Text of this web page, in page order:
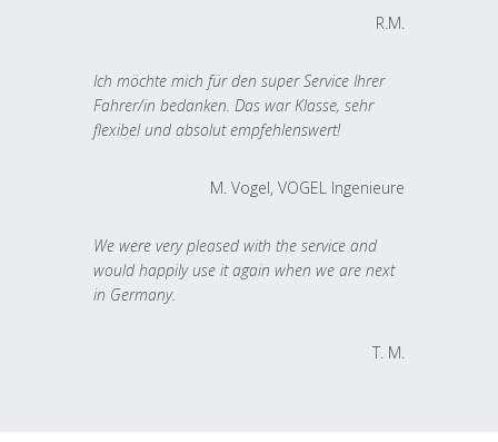
R.M.
Ich möchte mich für den super Service Ihrer
Fahrer/in bedanken. Das war Klasse, sehr
flexibel und absolut empfehlenswert!
M. Vogel, VOGEL Ingenieure
We were very pleased with the service and
would happily use it again when we are next
in Germany.
T. M.